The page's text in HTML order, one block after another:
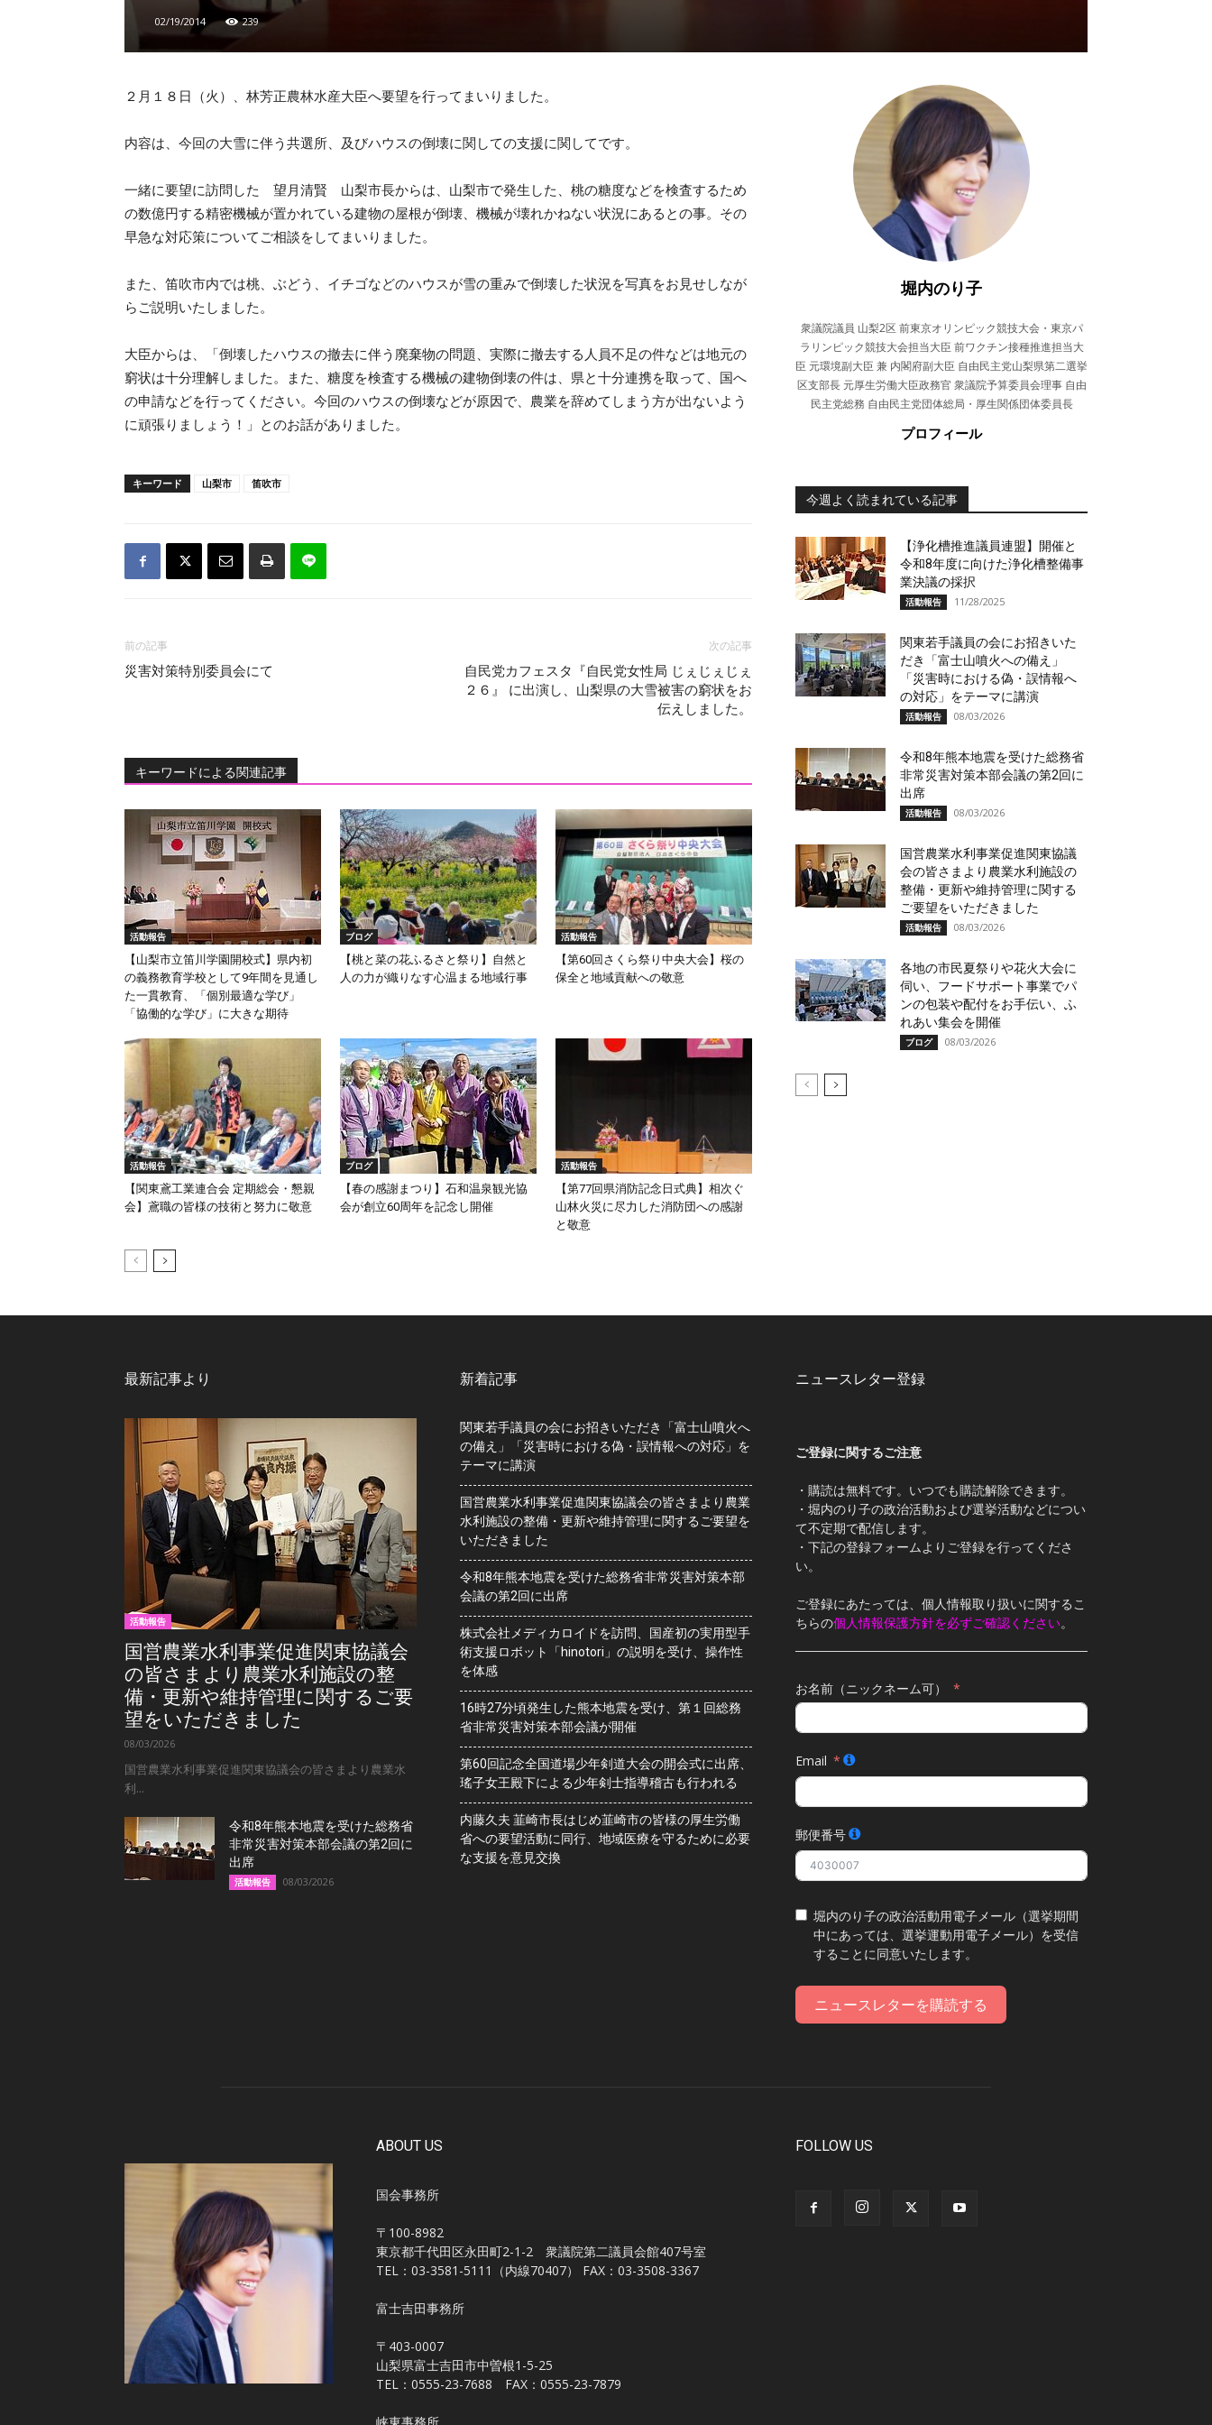
02/19/2014 239
２月１８日（火）、林芳正農林水産大臣へ要望を行ってまいりました。
内容は、今回の大雪に伴う共選所、及びハウスの倒壊に関しての支援に関してです。
一緒に要望に訪問した 望月清賢 山梨市長からは、山梨市で発生した、桃の糖度などを検査するため
の数億円する精密機械が置かれている建物の屋根が倒壊、機械が壊れかねない状況にあるとの事。その
早急な対応策についてご相談をしてまいりました。
また、笛吹市内では桃、ぶどう、イチゴなどのハウスが雪の重みで倒壊した状況を写真をお見せしなが
らご説明いたしました。
大臣からは、「倒壊したハウスの撤去に伴う廃棄物の問題、実際に撤去する人員不足の件などは地元の
窮状は十分理解しました。また、糖度を検査する機械の建物倒壊の件は、県と十分連携を取って、国へ
の申請などを行ってください。今回のハウスの倒壊などが原因で、農業を辞めてしまう方が出ないよう
に頑張りましょう！」とのお話がありました。
キーワード 山梨市 笛吹市
前の記事
災害対策特別委員会にて
次の記事
自民党カフェスタ『自民党女性局 じぇじぇじぇ
２６』 に出演し、山梨県の大雪被害の窮状をお
伝えしました。
キーワードによる関連記事
活動報告
【山梨市立笛川学園開校式】県内初
の義務教育学校として9年間を見通し
た一貫教育、「個別最適な学び」
「協働的な学び」に大きな期待
ブログ
【桃と菜の花ふるさと祭り】自然と
人の力が織りなす心温まる地域行事
活動報告
【第60回さくら祭り中央大会】桜の
保全と地域貢献への敬意
活動報告
【関東鳶工業連合会 定期総会・懇親
会】鳶職の皆様の技術と努力に敬意
ブログ
【春の感謝まつり】石和温泉観光協
会が創立60周年を記念し開催
活動報告
【第77回県消防記念日式典】相次ぐ
山林火災に尽力した消防団への感謝
と敬意
堀内のり子
衆議院議員 山梨2区 前東京オリンピック競技大会・東京パ
ラリンピック競技大会担当大臣 前ワクチン接種推進担当大
臣 元環境副大臣 兼 内閣府副大臣 自由民主党山梨県第二選挙
区支部長 元厚生労働大臣政務官 衆議院予算委員会理事 自由
民主党総務 自由民主党団体総局・厚生関係団体委員長
プロフィール
今週よく読まれている記事
【浄化槽推進議員連盟】開催と
令和8年度に向けた浄化槽整備事
業決議の採択
活動報告 11/28/2025
関東若手議員の会にお招きいた
だき「富士山噴火への備え」
「災害時における偽・誤情報へ
の対応」をテーマに講演
活動報告 08/03/2026
令和8年熊本地震を受けた総務省
非常災害対策本部会議の第2回に
出席
活動報告 08/03/2026
国営農業水利事業促進関東協議
会の皆さまより農業水利施設の
整備・更新や維持管理に関する
ご要望をいただきました
活動報告 08/03/2026
各地の市民夏祭りや花火大会に
伺い、フードサポート事業でパ
ンの包装や配付をお手伝い、ふ
れあい集会を開催
ブログ 08/03/2026
最新記事より
活動報告
国営農業水利事業促進関東協議会
の皆さまより農業水利施設の整
備・更新や維持管理に関するご要
望をいただきました
08/03/2026
国営農業水利事業促進関東協議会の皆さまより農業水
利...
令和8年熊本地震を受けた総務省
非常災害対策本部会議の第2回に
出席
活動報告 08/03/2026
新着記事
関東若手議員の会にお招きいただき「富士山噴火へ
の備え」「災害時における偽・誤情報への対応」を
テーマに講演
国営農業水利事業促進関東協議会の皆さまより農業
水利施設の整備・更新や維持管理に関するご要望を
いただきました
令和8年熊本地震を受けた総務省非常災害対策本部
会議の第2回に出席
株式会社メディカロイドを訪問、国産初の実用型手
術支援ロボット「hinotori」の説明を受け、操作性
を体感
16時27分頃発生した熊本地震を受け、第１回総務
省非常災害対策本部会議が開催
第60回記念全国道場少年剣道大会の開会式に出席、
瑤子女王殿下による少年剣士指導稽古も行われる
内藤久夫 韮崎市長はじめ韮崎市の皆様の厚生労働
省への要望活動に同行、地域医療を守るために必要
な支援を意見交換
ニュースレター登録
ご登録に関するご注意
・購読は無料です。いつでも購読解除できます。
・堀内のり子の政治活動および選挙活動などについ
て不定期で配信します。
・下記の登録フォームよりご登録を行ってくださ
い。
ご登録にあたっては、個人情報取り扱いに関するこ
ちらの個人情報保護方針を必ずご確認ください。
お名前（ニックネーム可）
Email
郵便番号
堀内のり子の政治活動用電子メール（選挙期間
中にあっては、選挙運動用電子メール）を受信
することに同意いたします。
ニュースレターを購読する
ABOUT US
国会事務所
〒100-8982
東京都千代田区永田町2-1-2 衆議院第二議員会館407号室
TEL：03-3581-5111（内線70407） FAX：03-3508-3367
富士吉田事務所
〒403-0007
山梨県富士吉田市中曽根1-5-25
TEL：0555-23-7688 FAX：0555-23-7879
峡東事務所
FOLLOW US